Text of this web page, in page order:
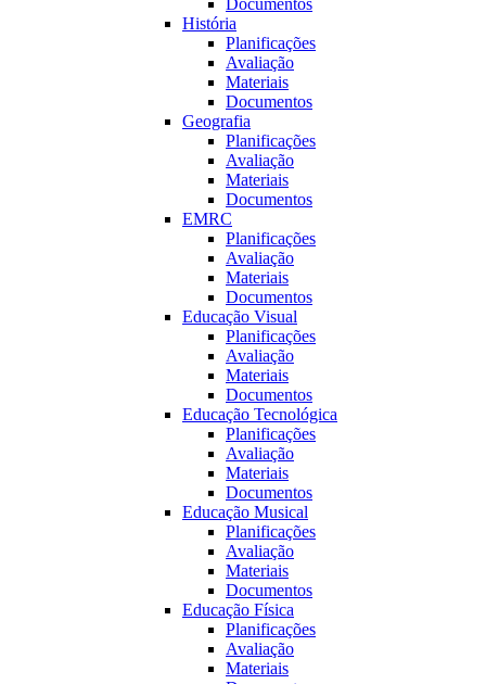
Documentos
História
Planificações
Avaliação
Materiais
Documentos
Geografia
Planificações
Avaliação
Materiais
Documentos
EMRC
Planificações
Avaliação
Materiais
Documentos
Educação Visual
Planificações
Avaliação
Materiais
Documentos
Educação Tecnológica
Planificações
Avaliação
Materiais
Documentos
Educação Musical
Planificações
Avaliação
Materiais
Documentos
Educação Fí­sica
Planificações
Avaliação
Materiais